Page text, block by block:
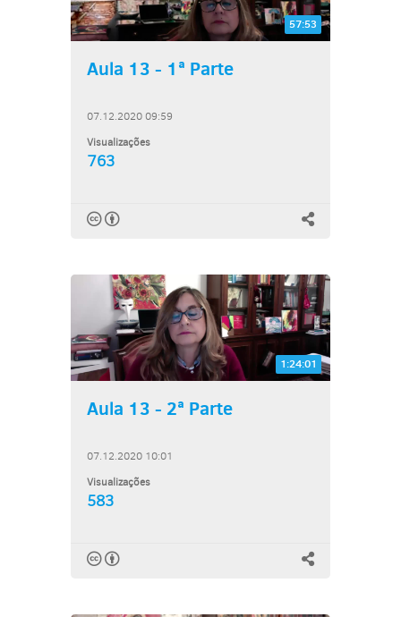
57:53
Aula 13 - 1ª Parte
07.12.2020 09:59
Visualizações
763
1:24:01
Aula 13 - 2ª Parte
07.12.2020 10:01
Visualizações
583